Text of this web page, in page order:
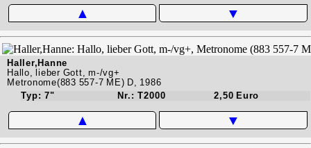
▲ ▼
Haller,Hanne
Hallo, lieber Gott, m-/vg+
Metronome(883 557-7 ME) D, 1986
Typ: 7"
Nr.: T2000 2,50 Euro
▲ ▼